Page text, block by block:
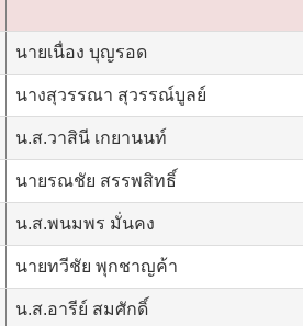
นายเนื่อง บุญรอด
นางสุวรรณา สุวรรณ์บูลย์
น.ส.วาสินี เกยานนท์
นายรณชัย สรรพสิทธิ์
น.ส.พนมพร มั่นคง
นายทวีชัย พุกชาญค้า
น.ส.อารีย์ สมศักดิ์